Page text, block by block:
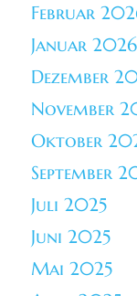
Februar
Januar 2026
Dezember
November
Oktober
September
Juli 2025
Juni 2025
Mai 2025